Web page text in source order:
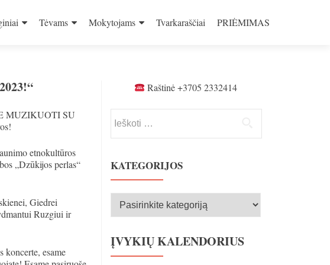
Tėvams Mokytojams Tvarkaraščiai PRIĖMIMAS
MUZIKUOTI SU
etnokultūros
„Dzūkijos perlas“
Giedrei
Ruzgiui ir
koncerte, esame
Raštinė +3705 2332414
KATEGORIJOS
Kategorijos
ĮVYKIŲ KALENDORIUS